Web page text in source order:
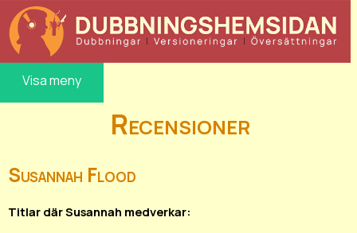
Visa meny
Recensioner
Susannah Flood
Titlar där Susannah medverkar: